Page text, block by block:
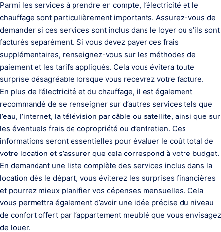
Parmi les services à prendre en compte, l’électricité et le
chauffage sont particulièrement importants. Assurez-vous de
demander si ces services sont inclus dans le loyer ou s’ils sont
facturés séparément. Si vous devez payer ces frais
supplémentaires, renseignez-vous sur les méthodes de
paiement et les tarifs appliqués. Cela vous évitera toute
surprise désagréable lorsque vous recevrez votre facture.
En plus de l’électricité et du chauffage, il est également
recommandé de se renseigner sur d’autres services tels que
l’eau, l’internet, la télévision par câble ou satellite, ainsi que sur
les éventuels frais de copropriété ou d’entretien. Ces
informations seront essentielles pour évaluer le coût total de
votre location et s’assurer que cela correspond à votre budget.
En demandant une liste complète des services inclus dans la
location dès le départ, vous éviterez les surprises financières
et pourrez mieux planifier vos dépenses mensuelles. Cela
vous permettra également d’avoir une idée précise du niveau
de confort offert par l’appartement meublé que vous envisagez
de louer.